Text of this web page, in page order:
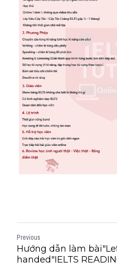
Previous
Hướng dẫn làm
handed"IELTS